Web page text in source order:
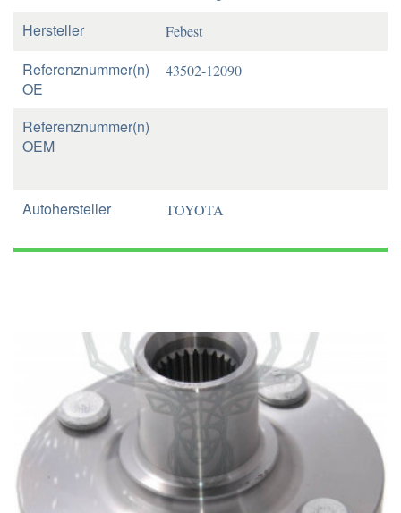
Hersteller Febest
Referenznummer(n)
OE
43502-12090
Referenznummer(n)
OEM
Autohersteller TOYOTA